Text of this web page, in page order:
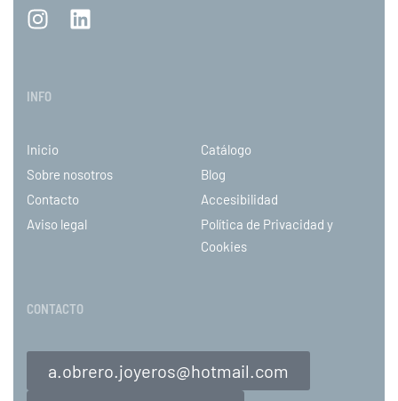
INFO
Inicio
Catálogo
Sobre nosotros
Blog
Contacto
Accesibilidad
Aviso legal
Política de Privacidad y
Cookies
CONTACTO
a.obrero.joyeros@hotmail.com